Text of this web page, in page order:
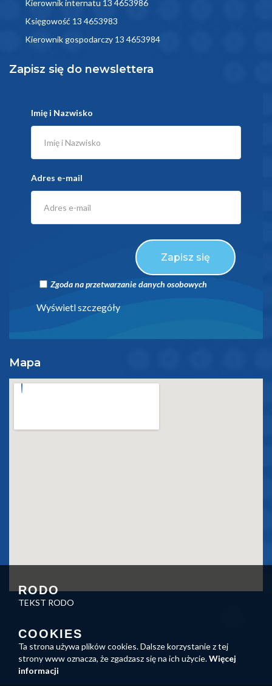
Kierownik internatu 13 4653986
Księgowość 13 4653983
Kierownik gospodarczy 13 4653984
Zapisz się do newslettera
Imię i Nazwisko
Adres e-mail
Zapisz się
Zgoda na przetwarzanie danych osobowych
Wyświetl szczegóły
Mapa
RODO
TEKST RODO
COOKIES
Ta strona używa plików cookies. Dalsze korzystanie z tej
strony www oznacza, że zgadzasz się na ich użycie.Więcej
informacji